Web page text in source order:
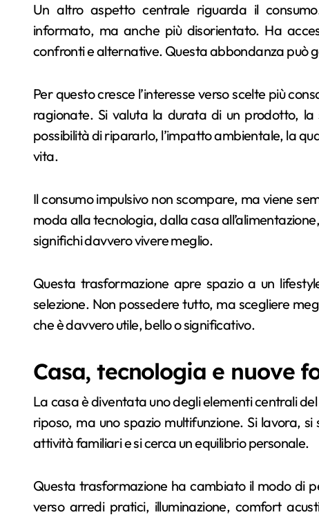
Un altro aspetto centrale riguarda il
informato, ma anche più disorientato. Ha
confronti e alternative. Questa abbondanza può
Per questo cresce l’interesse verso scelte più
ragionate. Si valuta la durata di un prodotto,
possibilità di ripararlo, l’impatto ambientale, la
vita.
Il consumo impulsivo non scompare, ma viene
moda alla tecnologia, dalla casa
significhi davvero vivere meglio.
Questa trasformazione apre spazio a un
selezione. Non possedere tutto, ma scegliere
che è davvero utile, bello o significativo.
Casa, tecnologia e nuove
La casa è diventata uno degli elementi centrali
riposo, ma uno spazio multifunzione. Si lavora,
attività familiari e si cerca un equilibrio personale.
Questa trasformazione ha cambiato il modo di
verso arredi pratici, illuminazione, comfort